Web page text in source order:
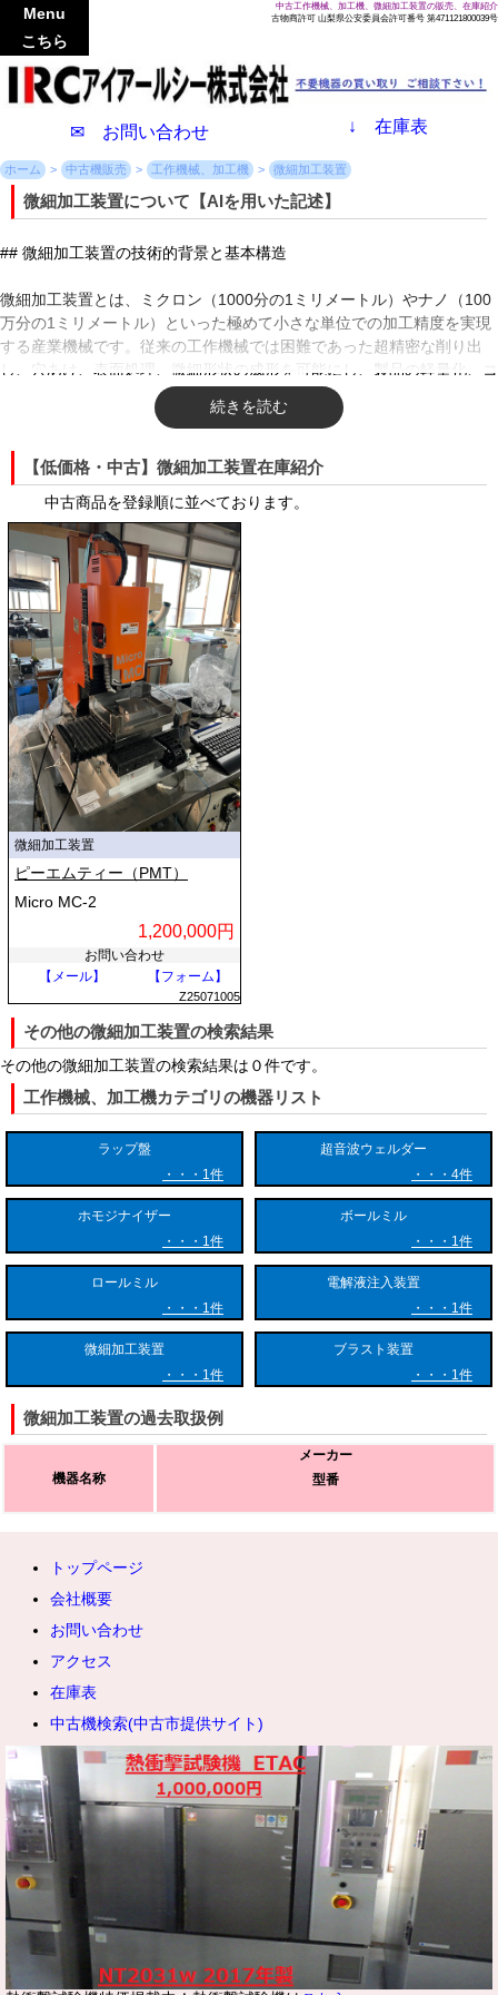
中古工作機械、加工機、微細加工装置の販売、在庫紹介
古物商許可 山梨県公安委員会許可番号 第471121800039号
✉ お問い合わせ ↓ 在庫表
Menu
こちら
ホーム 中古機販売 工作機械、加工機 微細加工装置
微細加工装置について【AIを用いた記述】
## 微細加工装置の技術的背景と基本構造
微細加工装置とは、ミクロン（1000分の1ミリメートル）やナノ（100
万分の1ミリメートル）といった極めて小さな単位での加工精度を実現
する産業機械です。従来の工作機械では困難であった超精密な削り出
し、穴あけ、表面処理、微細形状の成形を可能にし、製品の軽量化、コ
ンパクト化、高機能化を支える基盤技術として位置付けられています。
電子部品の極小化や医療機器の進化に伴い、その重要性は年々高まって
## 主な加工メカニズムと仕組み
微細加工装置の仕組みは、物理的な接触によって材料を削る方式と、光
や熱などの高エネルギーを照射して非接触で加工する方式に大きく分か
れます。
機械的微細加工方式では、超硬合金や単結晶ダイヤモンドで作られた極
小工具を使用します。数万から数十万回転という超高回転スピンドル
（主軸）と高精度な位置決め制御を組み合わせることで、目視では確認
できないほど小さな溝や複雑な三次元曲面を削り出します。また、極細
の電極を用いて工作物との間で火花放電を発生させ、金属を微細に溶
融・除去する微細放電加工も、硬質材料の精密加工に利用されます。
非接触型の代表格であるレーザー微細加工では、フェムト秒やピコ秒と
呼ばれる超短パルスレーザーが多用されます。これは極めて短い時間だ
け光を照射する技術で、加工対象への熱の影響（バリや熱歪み）を抑え
つつ、物質を瞬時に蒸発させて穴あけや切断を行います。光の波長レベ
ルまでビームを絞り込むことで、サブミクロン単位の精密な加工を可能
## 装置が持つ構造的な特徴と制御技術
微細加工装置の最大の特徴は、外部環境からの影響を徹底的に排除した
設計と、極限まで高められた制御システムにあります。微細加工の世界
では、わずか1度の温度変化による金属の熱膨張や、周辺機器の微小な
振動が致命的な加工エラーにつながります。
そのため、装置本体には高剛性のベース部材や空気ばねによる除振台が
組み込まれ、内部の温度を100分の1度単位で保持する温調システムが
搭載されています。駆動系には摩擦やバックラッシの少ないリニアモー
タが多用され、ナノメートル単位の位置制御が行われます。さらに、高
倍率の観察カメラやインサイトセンサを内蔵し、工具の摩耗や加工位置
のズレをリアルタイムで検知・自動補正する機能も備わっています。
## 最先端産業における主な用途
活用されています。
半導体・電子部品分野では、プリント基板への微細な通電用穴（バイア
ホール）の形成や、ICチップ製造用フォトマスクの修正、超小型センサ
（MEMS）の機構部品加工などに不可欠です。スマートフォンの高機能
ル、人工関節の表面微細構造の加工に利用されています。また、創薬や
遺伝子検査で用いられる微量液体分析用マイクロ流路チップの製作にも
活用されています。
光学・自動車分野においては、カメラレンズを成形するための超精密金
型加工や、ヘッドライトの光を効率的に拡散させるマイクロレンズパタ
ーンの成形、エンジン燃料噴射ノズルの微細穴加工などに用いられ、製
品の性能向上や省エネルギー化に貢献しています。
【低価格・中古】微細加工装置在庫紹介
中古商品を登録順に並べております。
微細加工装置
ピーエムティー（PMT）
Micro MC-2
1,200,000円
お問い合わせ
【メール】
【フォーム】
Z25071005
その他の微細加工装置の検索結果
その他の微細加工装置の検索結果は０件です。
工作機械、加工機カテゴリの機器リスト
ラップ盤
1件
超音波ウェルダー
4件
ホモジナイザー
1件
ボールミル
1件
ロールミル
1件
電解液注入装置
1件
微細加工装置
1件
ブラスト装置
1件
微細加工装置の過去取扱例
機器名称
メーカー
型番
トップページ
会社概要
お問い合わせ
アクセス
在庫表
中古機検索(中古市提供サイト)